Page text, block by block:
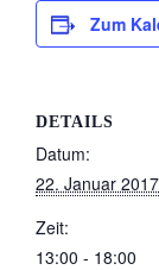
Zum
DETAILS
Datum:
22. Januar 2017
Zeit:
13:00 - 18:00